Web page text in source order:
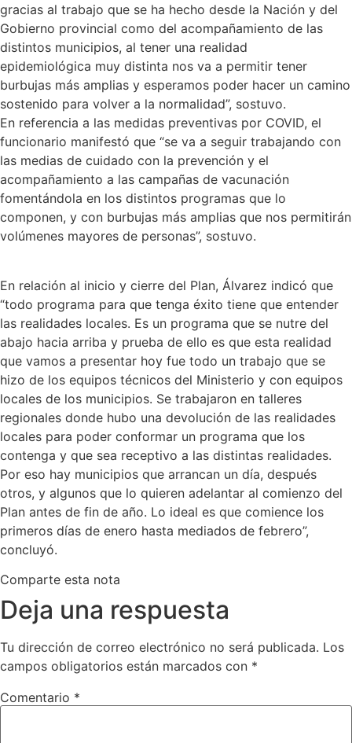
gracias al trabajo que se ha hecho desde la Nación y del
Gobierno provincial como del acompañamiento de las
distintos municipios, al tener una realidad
epidemiológica muy distinta nos va a permitir tener
burbujas más amplias y esperamos poder hacer un camino
sostenido para volver a la normalidad”, sostuvo.
En referencia a las medidas preventivas por COVID, el
funcionario manifestó que “se va a seguir trabajando con
las medias de cuidado con la prevención y el
acompañamiento a las campañas de vacunación
fomentándola en los distintos programas que lo
componen, y con burbujas más amplias que nos permitirán
volúmenes mayores de personas”, sostuvo.
En relación al inicio y cierre del Plan, Álvarez indicó que
“todo programa para que tenga éxito tiene que entender
las realidades locales. Es un programa que se nutre del
abajo hacia arriba y prueba de ello es que esta realidad
que vamos a presentar hoy fue todo un trabajo que se
hizo de los equipos técnicos del Ministerio y con equipos
locales de los municipios. Se trabajaron en talleres
regionales donde hubo una devolución de las realidades
locales para poder conformar un programa que los
contenga y que sea receptivo a las distintas realidades.
Por eso hay municipios que arrancan un día, después
otros, y algunos que lo quieren adelantar al comienzo del
Plan antes de fin de año. Lo ideal es que comience los
primeros días de enero hasta mediados de febrero”,
concluyó.
Comparte esta nota
Deja una respuesta
Tu dirección de correo electrónico no será publicada. Los
campos obligatorios están marcados con *
Comentario *